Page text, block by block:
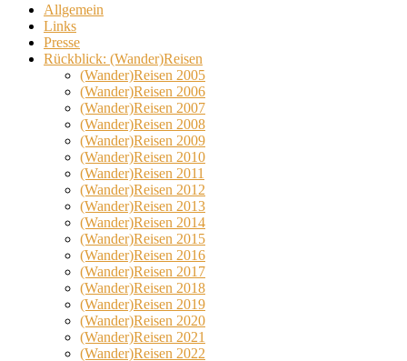
Allgemein
Links
Presse
Rückblick: (Wander)Reisen
(Wander)Reisen 2005
(Wander)Reisen 2006
(Wander)Reisen 2007
(Wander)Reisen 2008
(Wander)Reisen 2009
(Wander)Reisen 2010
(Wander)Reisen 2011
(Wander)Reisen 2012
(Wander)Reisen 2013
(Wander)Reisen 2014
(Wander)Reisen 2015
(Wander)Reisen 2016
(Wander)Reisen 2017
(Wander)Reisen 2018
(Wander)Reisen 2019
(Wander)Reisen 2020
(Wander)Reisen 2021
(Wander)Reisen 2022